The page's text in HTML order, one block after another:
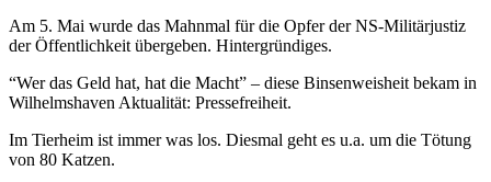
Am 5. Mai wurde das Mahnmal für die Opfer der NS-Militärjustiz
der Öffentlichkeit übergeben. Hintergründiges.
“Wer das Geld hat, hat die Macht” – diese Binsenweisheit bekam in
Wilhelmshaven Aktualität: Pressefreiheit.
Im Tierheim ist immer was los. Diesmal geht es u.a. um die Tötung
von 80 Katzen.